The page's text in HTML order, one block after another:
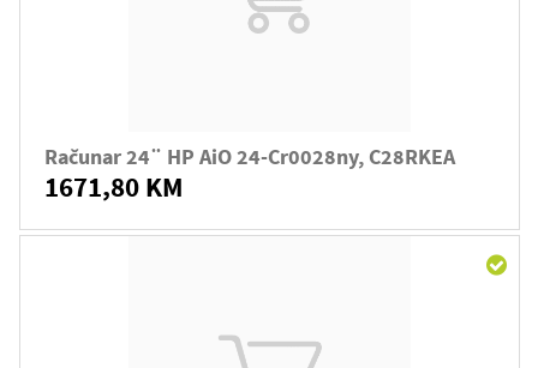
Računar 24¨ HP AiO 24-Cr0028ny, C28RKEA
1671,80 KM